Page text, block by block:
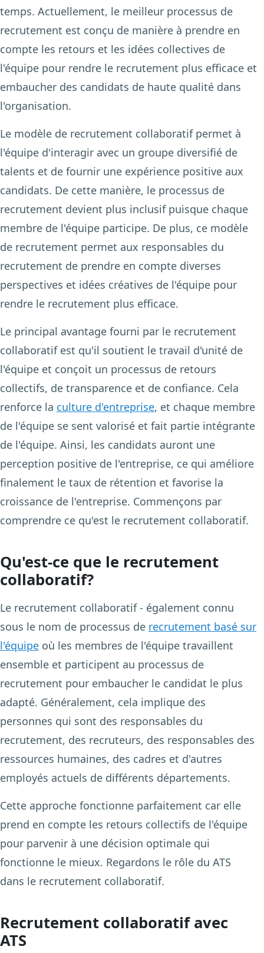
temps. Actuellement, le meilleur processus de
recrutement est conçu de manière à prendre en
compte les retours et les idées collectives de
l'équipe pour rendre le recrutement plus efficace et
embaucher des candidats de haute qualité dans
l'organisation.
Le modèle de recrutement collaboratif permet à
l'équipe d'interagir avec un groupe diversifié de
talents et de fournir une expérience positive aux
candidats. De cette manière, le processus de
recrutement devient plus inclusif puisque chaque
membre de l'équipe participe. De plus, ce modèle
de recrutement permet aux responsables du
recrutement de prendre en compte diverses
perspectives et idées créatives de l'équipe pour
rendre le recrutement plus efficace.
Le principal avantage fourni par le recrutement
collaboratif est qu'il soutient le travail d'unité de
l'équipe et conçoit un processus de retours
collectifs, de transparence et de confiance. Cela
renforce la culture d'entreprise, et chaque membre
de l'équipe se sent valorisé et fait partie intégrante
de l'équipe. Ainsi, les candidats auront une
perception positive de l'entreprise, ce qui améliore
finalement le taux de rétention et favorise la
croissance de l'entreprise. Commençons par
comprendre ce qu'est le recrutement collaboratif.
Qu'est-ce que le recrutement
collaboratif?
Le recrutement collaboratif - également connu
sous le nom de processus de recrutement basé sur
l'équipe où les membres de l'équipe travaillent
ensemble et participent au processus de
recrutement pour embaucher le candidat le plus
adapté. Généralement, cela implique des
personnes qui sont des responsables du
recrutement, des recruteurs, des responsables des
ressources humaines, des cadres et d'autres
employés actuels de différents départements.
Cette approche fonctionne parfaitement car elle
prend en compte les retours collectifs de l'équipe
pour parvenir à une décision optimale qui
fonctionne le mieux. Regardons le rôle du ATS
dans le recrutement collaboratif.
Recrutement collaboratif avec
ATS